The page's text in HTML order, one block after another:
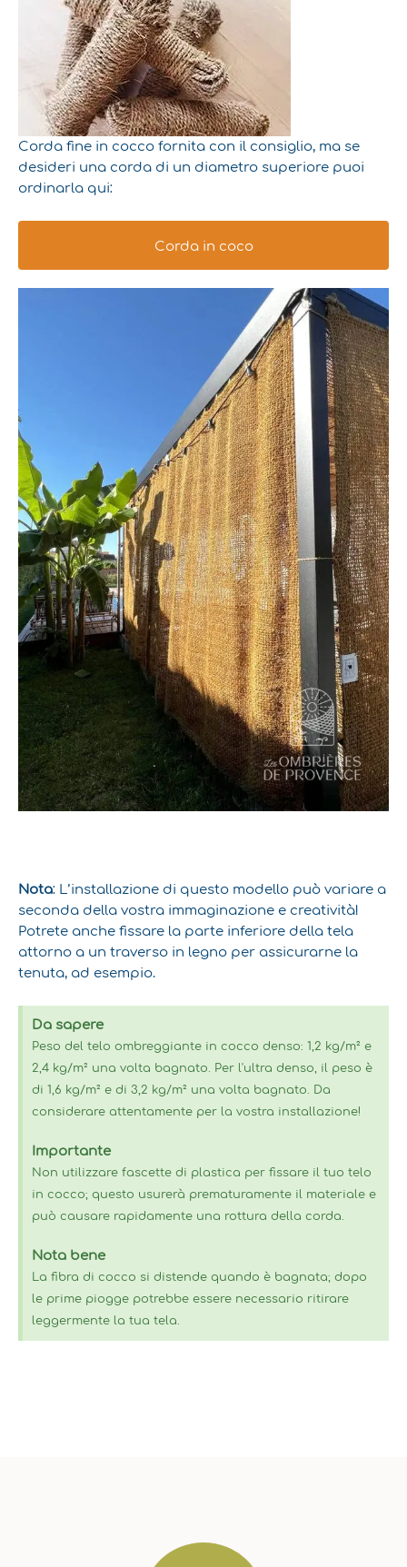
Corda fine in cocco fornita con il consiglio, ma se
desideri una corda di un diametro superiore puoi
ordinarla qui:
Corda in coco
Nota: L’installazione di questo modello può variare a
seconda della vostra immaginazione e creatività!
Potrete anche fissare la parte inferiore della tela
attorno a un traverso in legno per assicurarne la
tenuta, ad esempio.
Da sapere
Peso del telo ombreggiante in cocco denso: 1,2 kg/m² e
2,4 kg/m² una volta bagnato. Per l'ultra denso, il peso è
di 1,6 kg/m² e di 3,2 kg/m² una volta bagnato. Da
considerare attentamente per la vostra installazione!
Importante
Non utilizzare fascette di plastica per fissare il tuo telo
in cocco; questo usurerà prematuramente il materiale e
può causare rapidamente una rottura della corda.
Nota bene
La fibra di cocco si distende quando è bagnata; dopo
le prime piogge potrebbe essere necessario ritirare
leggermente la tua tela.